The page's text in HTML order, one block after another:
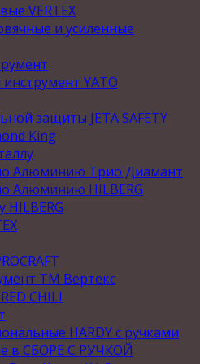
VERTEX
и усиленные
YATO
защиты JETA SAFETY
King
Алюминию Трио Диамант
Алюминию HILBERG
HILBERG
ТМ Вертекс
CHILI
HARDY с ручками
в СБОРЕ С РУЧКОЙ